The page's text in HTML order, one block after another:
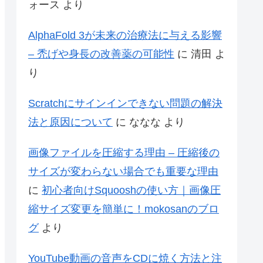
ォース より
AlphaFold 3が未来の治療法に与える影響
– 禿げや身長の改善薬の可能性 に 清田 よ
り
Scratchにサインインできない問題の解決
法と原因について に ななな より
画像ファイルを圧縮する理由 – 圧縮後の
サイズが変わらない場合でも重要な理由
に 初心者向けSquooshの使い方｜画像圧
縮サイズ変更を簡単に！mokosanのブロ
グより
YouTube動画の音声をCDに焼く方法と注